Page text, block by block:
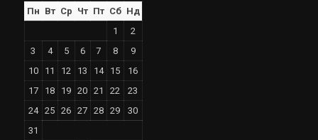
Пн Вт Ср Чт Пт Сб Нд
1
2
3
4 5 6 7 8
9
10
11 12 13 14 15
16
17
18 19 20 21 22
23
24
25 26 27 28 29
30
31